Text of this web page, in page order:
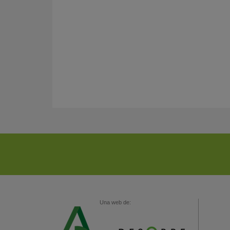
Una web de: